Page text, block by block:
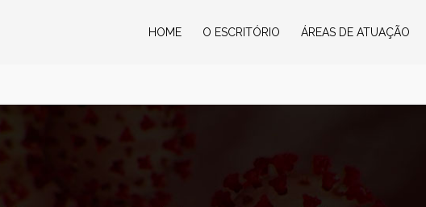
HOME O ESCRITÓRIO ÁREAS DE ATUAÇÃO